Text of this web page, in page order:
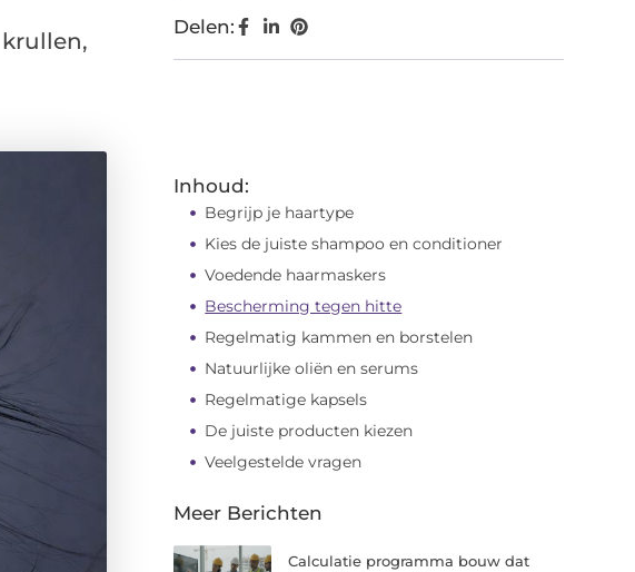
Delen:
Inhoud:
Begrijp je haartype
Kies de juiste shampoo en conditioner
Voedende haarmaskers
Bescherming tegen hitte
Regelmatig kammen en borstelen
Natuurlijke oliën en serums
Regelmatige kapsels
De juiste producten kiezen
Veelgestelde vragen
Meer Berichten
Calculatie programma bouw dat